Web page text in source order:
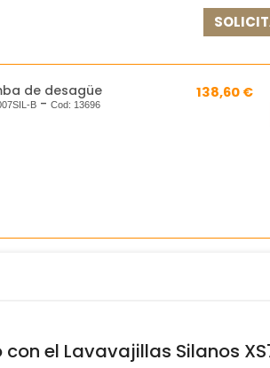
de desagüe
B- Cod: 13696
138,60 €
el Lavavajillas Silanos